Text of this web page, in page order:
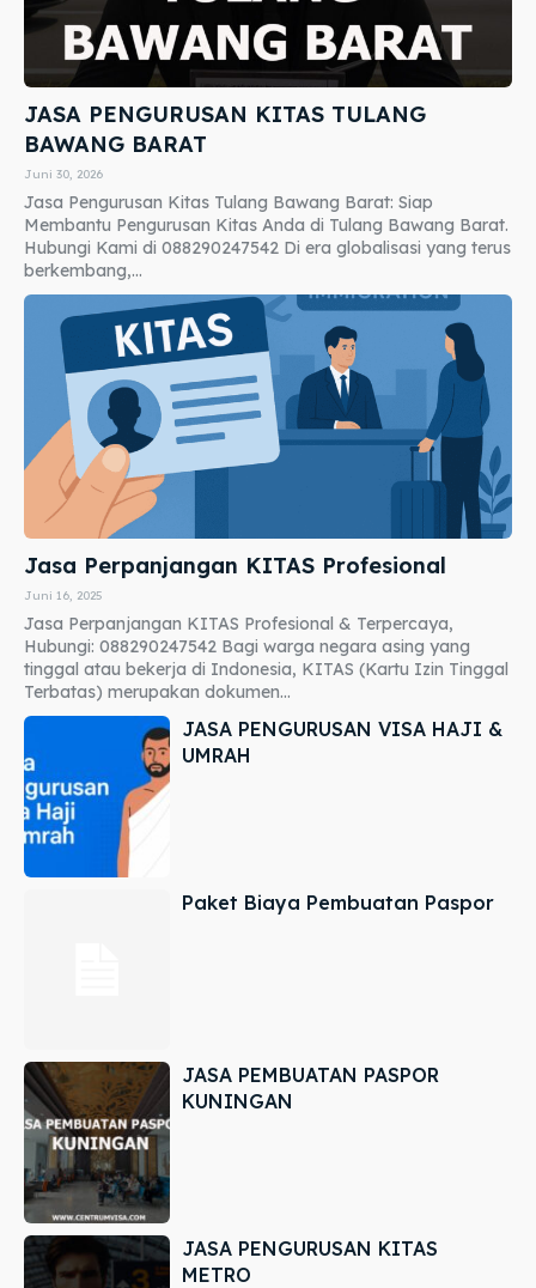
JASA PENGURUSAN KITAS TULANG
BAWANG BARAT
Juni 30, 2026
Jasa Pengurusan Kitas Tulang Bawang Barat: Siap
Membantu Pengurusan Kitas Anda di Tulang Bawang Barat.
Hubungi Kami di 088290247542 Di era globalisasi yang terus
berkembang,...
Jasa Perpanjangan KITAS Profesional
Juni 16, 2025
Jasa Perpanjangan KITAS Profesional & Terpercaya,
Hubungi: 088290247542 Bagi warga negara asing yang
tinggal atau bekerja di Indonesia, KITAS (Kartu Izin Tinggal
Terbatas) merupakan dokumen...
JASA PENGURUSAN VISA HAJI &
UMRAH
Paket Biaya Pembuatan Paspor
JASA PEMBUATAN PASPOR
KUNINGAN
JASA PENGURUSAN KITAS
METRO